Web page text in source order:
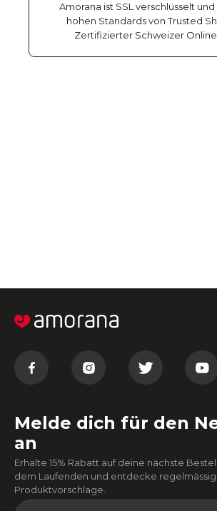
Amorana ist SSL verschlüsselt
hohen Standards von Trusted
Zertifizierter Schweizer Online
Melde dich für den
an
Erhalte 15% Rabatt auf deine nächste
dem Laufenden und entdecke regelmässig
Produktvorschläge.